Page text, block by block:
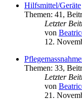
Hilfsmittel/Geräte
Themen: 41 ,
Letzter
von
12.
Themen: 33,
Letzter
von
21.